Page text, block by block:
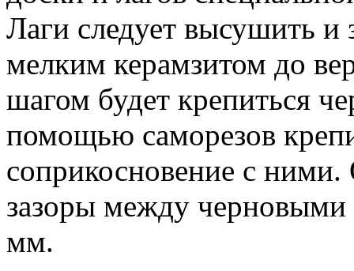
Лаги следует высушить
мелким керамзитом до
шагом будет крепиться
помощью саморезов
соприкосновение с ними.
зазоры между
мм.